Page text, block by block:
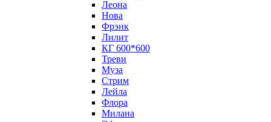
Леона
Нова
Фрэнк
Лилит
КГ 600*600
Треви
Муза
Стрим
Лейла
Флора
Милана